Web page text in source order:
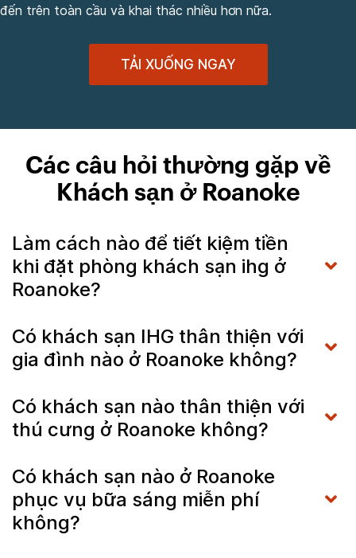
đến trên toàn cầu và khai thác nhiều hơn nữa.
TẢI XUỐNG NGAY
Các câu hỏi thường gặp về
Khách sạn ở Roanoke
Làm cách nào để tiết kiệm tiền
khi đặt phòng khách sạn ihg ở
Roanoke?
Có khách sạn IHG thân thiện với
gia đình nào ở Roanoke không?
Có khách sạn nào thân thiện với
thú cưng ở Roanoke không?
Có khách sạn nào ở Roanoke
phục vụ bữa sáng miễn phí
không?